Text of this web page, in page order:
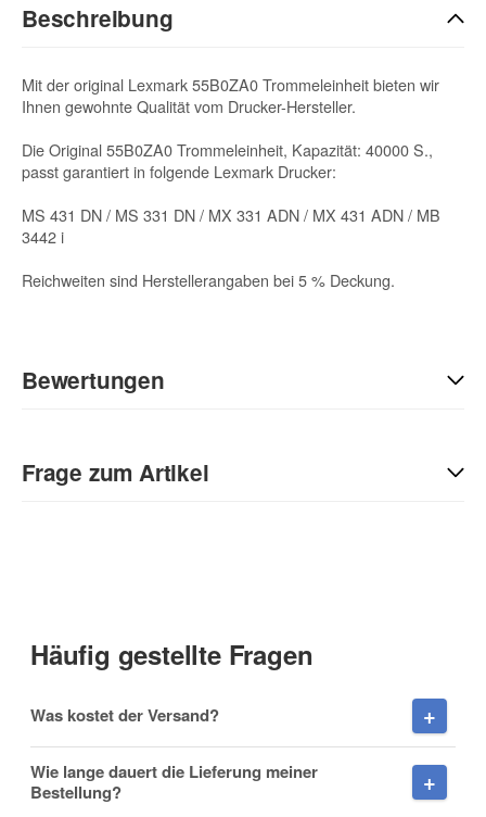
Beschreibung
Mit der original Lexmark 55B0ZA0 Trommeleinheit bieten wir
Ihnen gewohnte Qualität vom Drucker-Hersteller.
Die Original 55B0ZA0 Trommeleinheit, Kapazität: 40000 S.,
passt garantiert in folgende Lexmark Drucker:
MS 431 DN / MS 331 DN / MX 331 ADN / MX 431 ADN / MB
3442 i
Reichweiten sind Herstellerangaben bei 5 % Deckung.
Bewertungen
Sie Anderen bei der Kaufentscheidung:
Frage zum Artikel
Nachname
Häufig gestellte Fragen
Was kostet der Versand?
Wie lange dauert die Lieferung meiner
Bestellung?